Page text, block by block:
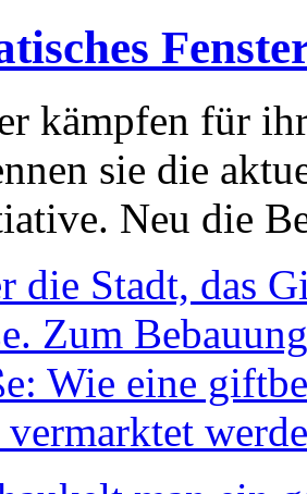
kämpfen für
sie die
Neu die
die Stadt, das
Zum
Wie eine